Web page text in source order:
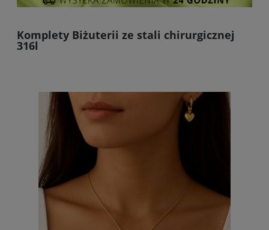
Komplety Biżuterii ze stali chirurgicznej
316l